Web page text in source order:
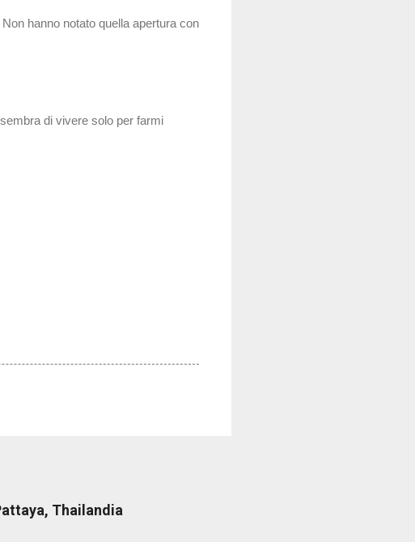
hanno notato quella apertura con
di vivere solo per farmi
Thailandia